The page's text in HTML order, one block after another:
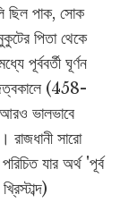
ছিল পাক, সোক
পিতা থেকে
পূর্ববর্তী ঘূর্ণন
(458-
ভালভাবে
সারো
যার অর্থ 'পূর্ব